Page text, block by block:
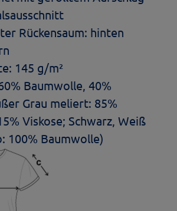
Rückensaum: hinten
145 g/m²
Baumwolle, 40%
Grau meliert: 85%
Viskose; Schwarz, Weiß
100% Baumwolle)